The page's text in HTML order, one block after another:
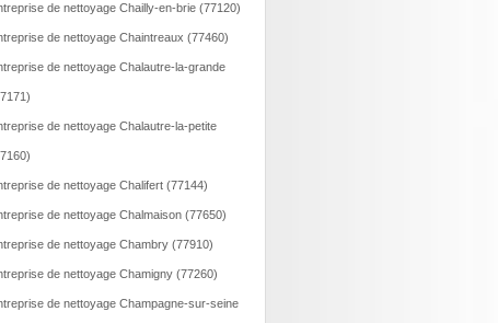
de nettoyage Chailly-en-brie (77120)
de nettoyage Chaintreaux (77460)
de nettoyage Chalautre-la-grande
de nettoyage Chalautre-la-petite
de nettoyage Chalifert (77144)
de nettoyage Chalmaison (77650)
de nettoyage Chambry (77910)
de nettoyage Chamigny (77260)
de nettoyage Champagne-sur-seine